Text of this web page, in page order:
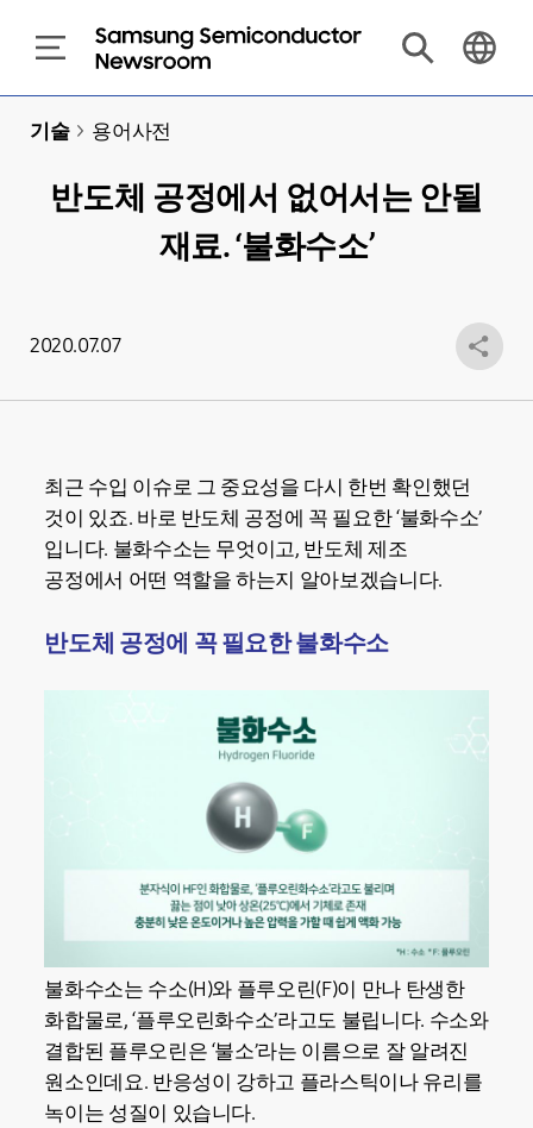
기술 > 용어사전
반도체 공정에서 없어서는 안될
재료. ‘불화수소’
2020.07.07
최근 수입 이슈로 그 중요성을 다시 한번 확인했던
것이 있죠. 바로 반도체 공정에 꼭 필요한 ‘불화수소’
입니다. 불화수소는 무엇이고, 반도체 제조
공정에서 어떤 역할을 하는지 알아보겠습니다.
반도체 공정에 꼭 필요한 불화수소
불화수소는 수소(H)와 플루오린(F)이 만나 탄생한
화합물로, ‘플루오린화수소’라고도 불립니다. 수소와
결합된 플루오린은 ‘불소’라는 이름으로 잘 알려진
원소인데요. 반응성이 강하고 플라스틱이나 유리를
녹이는 성질이 있습니다.